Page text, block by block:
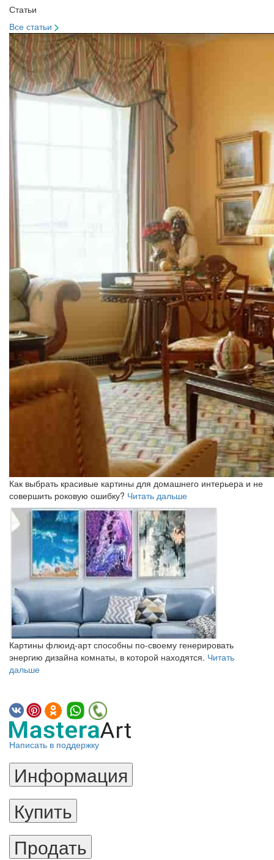
Статьи
Все статьи
Как выбрать красивые картины для домашнего интерьера и не
совершить роковую ошибку? Читать дальше
Картины флюид-арт способны по-своему генерировать
энергию дизайна комнаты, в которой находятся. Читать
дальше
Написать в поддержку
Информация
Купить
Продать